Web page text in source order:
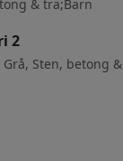
& trä;Barn
2
Grå, Sten, betong &